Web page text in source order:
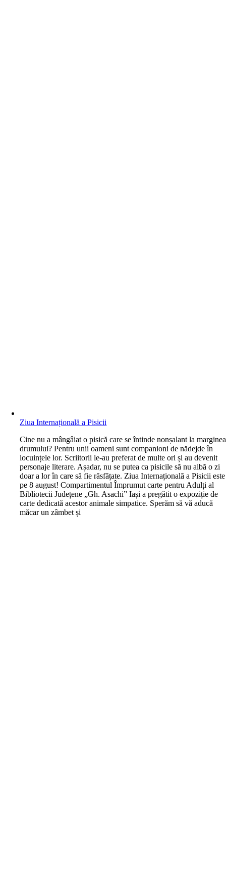
Ziua Internațională a Pisicii
Cine nu a mângâiat o pisică care se întinde nonșalant la marginea
drumului? Pentru unii oameni sunt companioni de nădejde în
locuințele lor. Scriitorii le-au preferat de multe ori și au devenit
personaje literare. Așadar, nu se putea ca pisicile să nu aibă o zi
doar a lor în care să fie răsfățate. Ziua Internațională a Pisicii este
pe 8 august! Compartimentul Împrumut carte pentru Adulți al
Bibliotecii Județene „Gh. Asachi” Iași a pregătit o expoziție de
carte dedicată acestor animale simpatice. Sperăm să vă aducă
măcar un zâmbet și